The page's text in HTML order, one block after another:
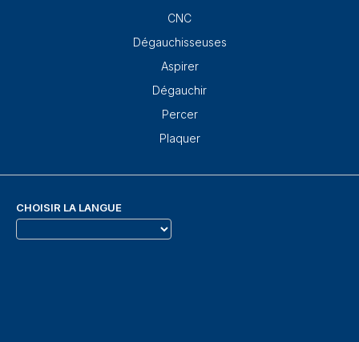
CNC
Dégauchisseuses
Aspirer
Dégauchir
Percer
Plaquer
CHOISIR LA LANGUE